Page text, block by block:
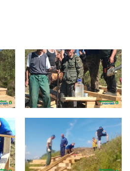
179edfa7-78fc-4d1f-b787-
0a5f323ddae8 (1)
b7d7e6ae-1456-471c-a671-
d75f041e91ad